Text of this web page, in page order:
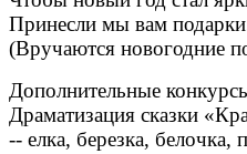
Принесли мы вам
(Вручаются новогодние
Дополнительные
Драматизация сказки
-- елка, березка, белочка,